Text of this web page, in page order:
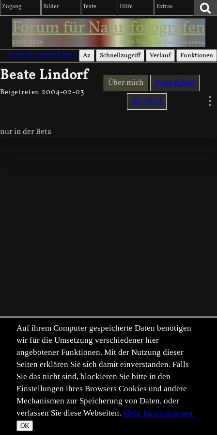
Zugang Bilder Texte Hilfe Extras
Forum für Naturfotografen
2003-2026 1000 Wege, die Natur zu sehen
Kontakt aufnehmen Az Schnellzugriff Verlauf Funktionen
Beate Lindorf
Beigetreten 2004-02-03
Über mich
Neue Bilder
Aktivität
nur in der Beta
Auf ihrem Computer gespeicherte Daten benötigen
wir für die Umsetzung verschiedener hier
angebotener Funktionen. Mit der Nutzung dieser
Seiten erklären Sie sich damit einverstanden. Falls
Sie das nicht sind, blockieren Sie bitte in den
Einstellungen ihres Browsers Cookies und andere
Mechanismen zur Speicherung von Daten, oder
verlassen Sie diese Webseiten. Mehr Informationen.
OK